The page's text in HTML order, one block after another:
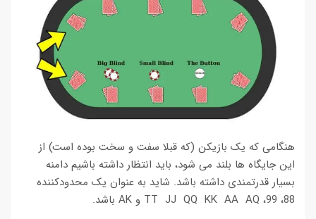
هنگامی که یک بازیکن (که قبلا سفت و سخت بوده است) از
این جایگاه ها بلند می شود، باید انتظار داشته باشیم دامنه
بسیار قدرتمندی داشته باشد. شاید به عنوان یک محدودکننده
88، 99، TT JJ QQ KK AA AQ و AK باشد.